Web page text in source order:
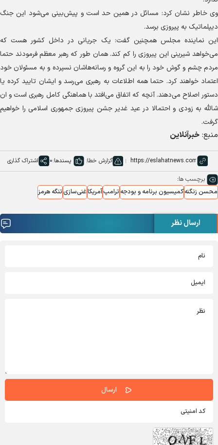
وی خاطر نشان کرد: مسائل در همین حد است و پیش‌بینی می‌شود این جنگ
دیپلماتیک به پیروزی برسد.
این نماینده مجلس همچنین گفت: یک جریانی در داخل کشور هست که
می‌خواهد شیرینی این پیروزی را کم کند. همان طور که رهبر معظم فرمودند حتما
مردم چشم و گوش خود را به این گروه و رسانه‌هاشان نسپرده و به مسئولان خود
اعتماد خواهند کرد. حتما همه اطلاعات به رهبری می‌رسد و ایشان تایید کرده یا
دستور اصلاح می‌دهند. آنچه که اتفاق می‌افتد با هماهنگی کامل رهبری است و ان
شالله به زودی و احتمالا در عید غدیر جشن پیروزی جمهوری اسلامی را خواهیم
گرفت.
منبع: خبرآنلاین
گزارش خطا پسندها:0 اشتراک گذاری
برچسب ها:
محسن زنگنهکمیسیون برنامه و بودجه ترامپآمریکاغنی‌سازیتنگه هرمز
ارسال نظر